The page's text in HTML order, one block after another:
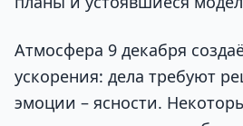
Атмосфера 9 декабря
ускорения: дела требуют
эмоции – ясности.